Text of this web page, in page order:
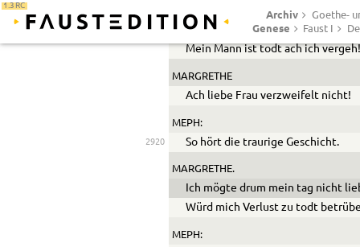
1.3 RC
Archiv Goethe-
Genese Faust I
Ist todt! das treue Herz! O weh!
Mein Mann ist todt ach ich
MARGRETHE
Ach liebe Frau verzweifelt nicht!
MEPH:
2920 So hört die traurige Geschicht.
MARGRETHE.
Ich mögte drum mein tag nicht
Würd mich Verlust zu todt
MEPH: